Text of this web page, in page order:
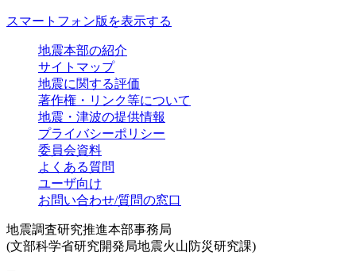
スマートフォン版を表示する
地震本部の紹介
サイトマップ
地震に関する評価
著作権・リンク等について
地震・津波の提供情報
プライバシーポリシー
委員会資料
よくある質問
ユーザ向け
お問い合わせ/質問の窓口
地震調査研究推進本部事務局
(文部科学省研究開発局地震火山防災研究課)